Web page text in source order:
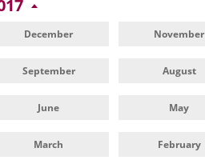
December November
September August
June May
March February